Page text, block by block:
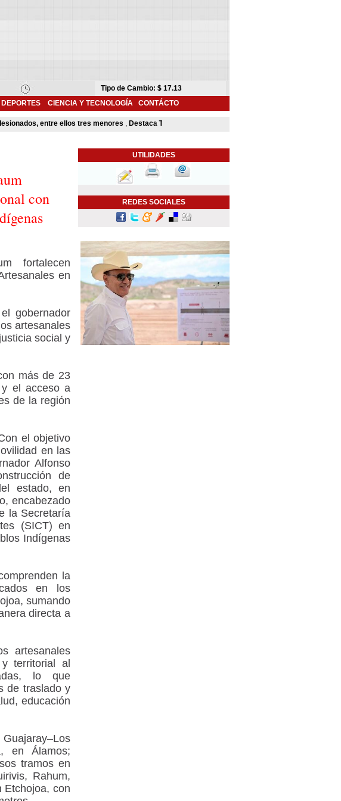
DEPORTES CIENCIA Y TECNOLOGÍA CONTÁCTO
entre ellos tres menores,Destaca Toño Astiazarán contribución de Camina Segura para
con
fortalecen
en
gobernador
artesanales
social y
más de 23
y el acceso a
de la región
el objetivo
en las
Alfonso
de
estado, en
encabezado
la Secretaría
(SICT) en
Indígenas
la
en los
sumando
directa a
artesanales
territorial al
lo que
de traslado y
educación
en Álamos;
tramos en
Rahum,
Etchojoa, con
UTILIDADES
REDES SOCIALES